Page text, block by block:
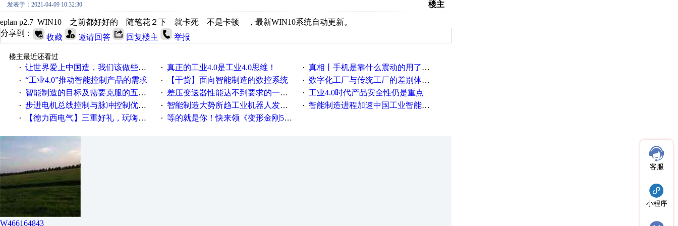
发表于：2021-04-09 10:32:30 楼主
eplan p2.7 WIN10 之前都好好的 随笔花２下 就卡死 不是卡顿 ，最新WIN10系统自动更新。
分享到：
收藏 邀请回答 回复楼主 举报
楼主最近还看过
· 让世界爱上中国造，我们该做些什么 · 真正的工业4.0是工业4.0思维！ · 真相丨手机是靠什么震动的用了这么多年才知道！
· “工业4.0”推动智能控制产品的需求 · 【干货】面向智能制造的数控系统 · 数字化工厂与传统工厂的差别体现在哪里？
· 智能制造的目标及需要克服的五个障碍 · 差压变送器性能达不到要求的一些因素 · 工业4.0时代产品安全性仍是重点
· 步进电机总线控制与脉冲控制优缺点 · 智能制造大势所趋工业机器人发展迅猛 · 智能制造进程加速中国工业智能化之路发展趋势明显
· 【德力西电气】三重好礼，玩嗨夏日！ · 等的就是你！快来领《变形金刚5》观影券
W466164843
客服
小程序